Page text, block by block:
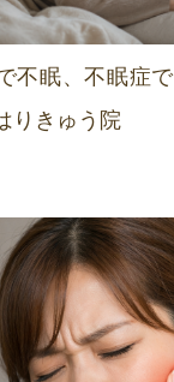
不眠、不眠症で
りきゅう院